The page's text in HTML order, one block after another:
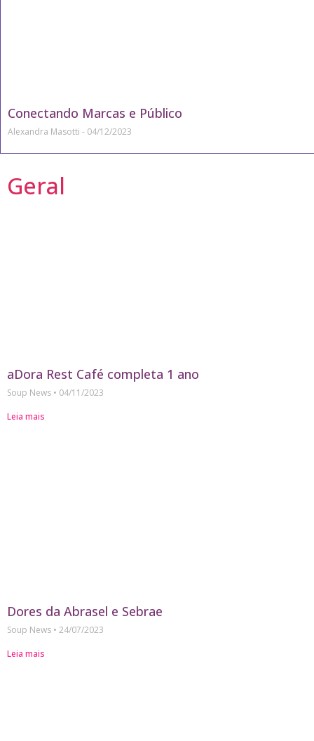
Conectando Marcas e Público
Alexandra Masotti 04/12/2023
Geral
aDora Rest Café completa 1 ano
Soup News
04/11/2023
Leia mais
Dores da Abrasel e Sebrae
Soup News
24/07/2023
Leia mais